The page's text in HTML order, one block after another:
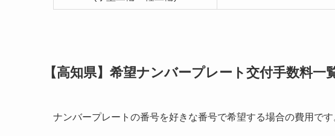
【高知県】希望ナンバープレート交付手数料一
ナンバープレートの番号を好きな番号で希望する場合の費用です